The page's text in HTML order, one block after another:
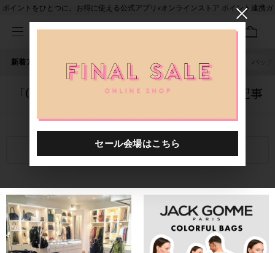
ポイントをひとつに。お得に使える公式アプリ×オンラインストア ポイント連携ガ
新着アイテム 人気ワード セール 40th限定 バッグ
「0000004.2510020.9000」に関する記事
関連キーワード